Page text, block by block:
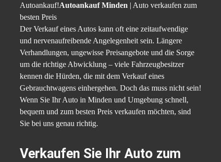
Autoankauf!Autoankauf Minden | Auto verkaufen zum
besten Preis
Der Verkauf eines Autos kann oft eine zeitaufwendige
und nervenaufreibende Angelegenheit sein. Längere
Verhandlungen, ungewisse Preisangebote und die Sorge
um die richtige Abwicklung – viele Fahrzeugbesitzer
kennen die Hürden, die mit dem Verkauf eines
Gebrauchtwagens einhergehen. Doch das muss nicht sein!
Wenn Sie Ihr Auto in Minden und Umgebung schnell,
bequem und zum besten Preis verkaufen möchten, sind
Sie bei uns genau richtig.
Verkaufen Sie Ihr Auto zum